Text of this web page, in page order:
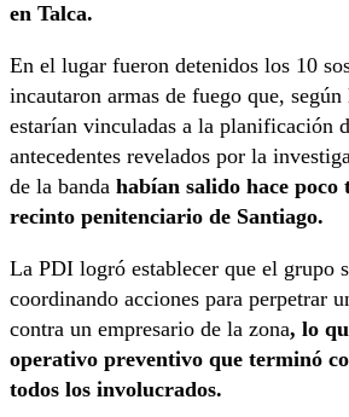
en Talca.
En el lugar fueron detenidos los 10
incautaron armas de fuego que,
estarían vinculadas a la planificación
antecedentes revelados por la
de la banda habían salido hace poco
recinto penitenciario de Santiago.
La PDI logró establecer que el grupo
coordinando acciones para perpetrar
contra un empresario de la zona, lo
operativo preventivo que terminó
todos los involucrados.